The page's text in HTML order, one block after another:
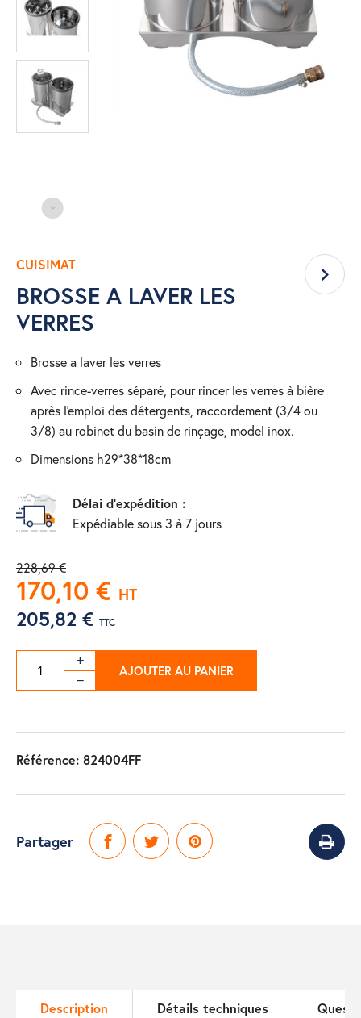
CUISIMAT
BROSSE A LAVER LES
VERRES
brosse a laver les verres
avec rince-verres séparé, pour rincer les verres à bière
après l'emploi des détergents, raccordement (3/4 ou
3/8) au robinet du basin de rinçage, model inox.
dimensions h29*38*18cm
Délai d'expédition :
Expédiable sous 3 à 7 jours
228,69 €
170,10 € HT
205,82 € TTC
AJOUTER AU PANIER
Référence: 824004FF
Partager
Description Détails techniques